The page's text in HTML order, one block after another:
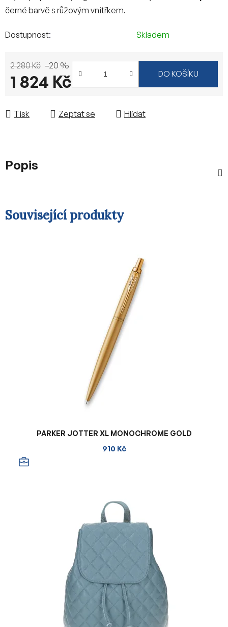
černé barvě s růžovým vnitřkem.
Dostupnost Skladem
2 280 Kč –20 %
1 824 Kč DO KOŠÍKU
Tisk Zeptat se Hlídat
Popis
Související produkty
PARKER JOTTER XL MONOCHROME GOLD
910 Kč